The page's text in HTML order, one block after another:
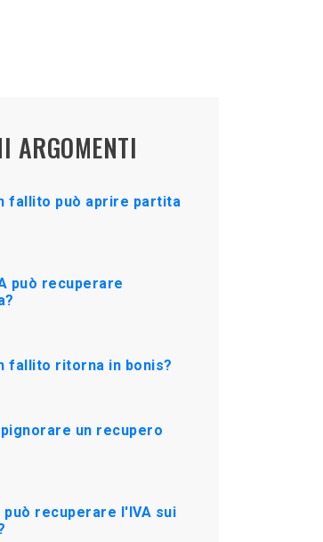
ARGOMENTI
fallito può aprire partita
può recuperare
fallito ritorna in bonis?
un recupero
può recuperare l'IVA sui